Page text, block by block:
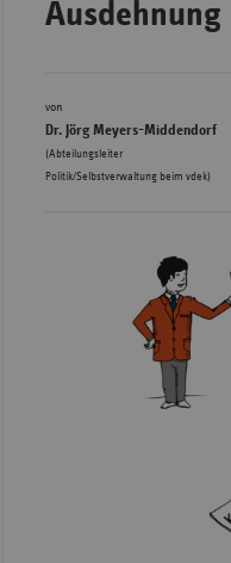
Ausdehnung
von
Dr. Jörg Meyers-Middendorf
(Abteilungsleiter
Politik/Selbstverwaltung beim vdek)